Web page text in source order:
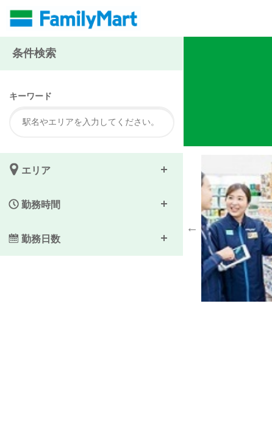
条件検索
キーワード
エリア
勤務時間
勤務日数